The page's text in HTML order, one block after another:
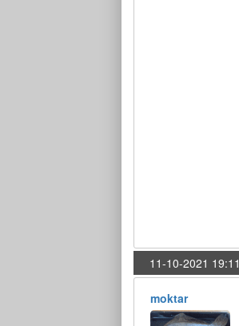
11-10-2021 19:11
moktar